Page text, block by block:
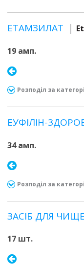
ЕТАМЗИЛАТ
19 амп.
Розподіл за
ЕУФІЛІН-
34 амп.
Розподіл за
ЗАСІБ ДЛЯ
17 шт.